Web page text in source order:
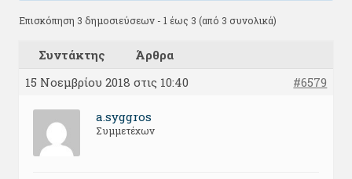
Επισκόπηση 3 δημοσιεύσεων - 1 έως 3 (από 3 συνολικά)
Συντάκτης
Άρθρα
15 Νοεμβρίου 2018 στις 10:40
#6579
a.syggros
Συμμετέχων